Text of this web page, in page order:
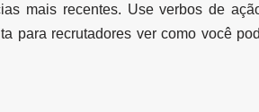
mais recentes. Use verbos de
para recrutadores ver como você